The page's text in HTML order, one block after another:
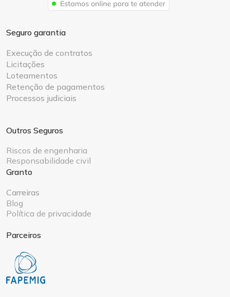
Seguro garantia
Execução de contratos
Licitações
Loteamentos
Retenção de pagamentos
Processos judiciais
Outros Seguros
Riscos de engenharia
Responsabilidade civil
Granto
Carreiras
Blog
Política de privacidade
Parceiros